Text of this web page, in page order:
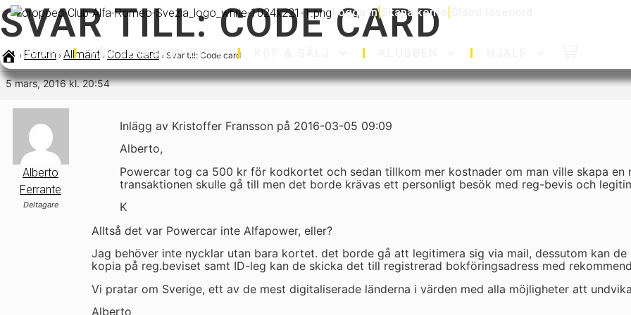
Logga in| Skapa konto
FORUM VÅR VERKSAMHET
SVAR TILL: CODE CARD
› Forum › Allmänt › Code card › Svar till: Code card
5 mars, 2016 kl. 20:54
Alberto
Ferrante
Deltagare
Inlägg av Kristoffer Fransson på 2016-03-05 09:09
Alberto,
Powercar tog ca 500 kr för kodkortet och sedan tillkom mer kostnader om man ville skapa
transaktionen skulle gå till men det borde krävas ett personligt besök med reg-bevis och
K
Alltså det var Powercar inte Alfapower, eller?
Jag behöver inte nycklar utan bara kortet. det borde gå att legitimera sig via mail, dessutom kan
kopia på reg.beviset samt ID-leg kan de skicka det till registrerad bokföringsadress med
Vi pratar om Sverige, ett av de mest digitaliserade länderna i värden med alla möjligheter att
Alberto